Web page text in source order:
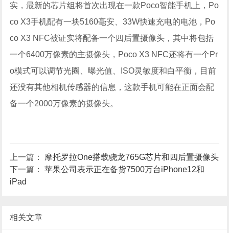
实，最新的芯片组将首次出现在一款Poco智能手机上，Po
co X3手机配有一块5160毫安、33W快速充电的电池，Po
co X3 NFC被证实将配备一个四后置摄像头，其中将包括
一个6400万像素的主摄像头，Poco X3 NFC还将有一个Pr
o模式可以调节光圈、曝光值、ISO灵敏度和白平衡，目前
还没有其他相机传感器的信息，这款手机可能在正面会配
备一个2000万像素的摄像头。
上一篇： 摩托罗拉One搭载骁龙765G芯片和四后置摄像头
下一篇：苹果公司表示正在备货7500万台iPhone12和
iPad
相关文章